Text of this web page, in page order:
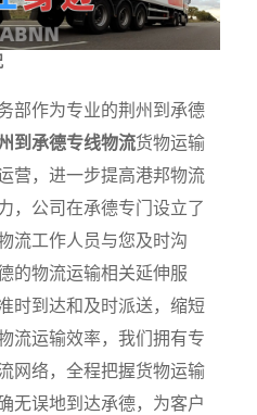
部作为专业的荆州到承德
到承德专线物流货物运输
营，进一步提高港邦物流
，公司在承德专门设立了
流工作人员与您及时沟
的物流运输相关延伸服
时到达和及时派送，缩短
流运输效率，我们拥有专
网络，全程把握货物运输
无误地到达承德，为客户